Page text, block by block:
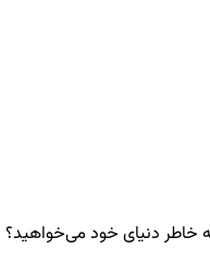
خاطر دنیای خود می‌خواهید؟